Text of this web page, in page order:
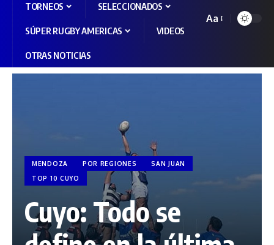
TORNEOS SELECCIONADOS
SÚPER RUGBY AMERICAS VIDEOS
OTRAS NOTICIAS
Aa
MENDOZA POR REGIONES
SAN JUAN
TOP 10 CUYO
Cuyo: Todo se